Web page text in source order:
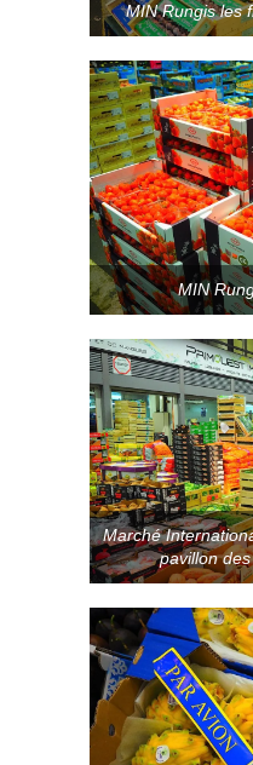
MIN Rungis les
MIN
Marché
pavillon